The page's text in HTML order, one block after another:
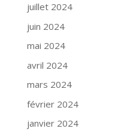
juillet 2024
juin 2024
mai 2024
avril 2024
mars 2024
février 2024
janvier 2024